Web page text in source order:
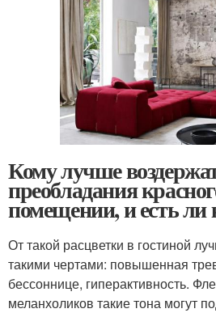
Кому лучше
преобладания
помещении, и есть ли
От такой расцветки в гостиной
такими чертами: повышенная
бессоннице, гиперактивность.
меланхоликов такие тона могут